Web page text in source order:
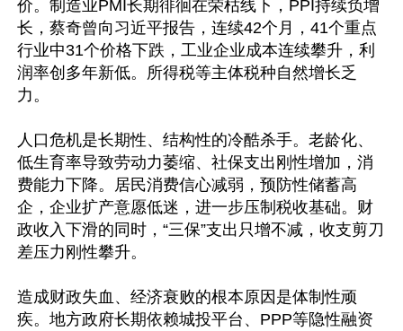
价。制造业PMI长期徘徊在荣枯线下，PPI持续负增
长，蔡奇曾向习近平报告，连续42个月，41个重点
行业中31个价格下跌，工业企业成本连续攀升，利
润率创多年新低。所得税等主体税种自然增长乏
力。
人口危机是长期性、结构性的冷酷杀手。老龄化、
低生育率导致劳动力萎缩、社保支出刚性增加，消
费能力下降。居民消费信心减弱，预防性储蓄高
企，企业扩产意愿低迷，进一步压制税收基础。财
政收入下滑的同时，“三保”支出只增不减，收支剪刀
差压力刚性攀升。
造成财政失血、经济衰败的根本原因是体制性顽
疾。地方政府长期依赖城投平台、PPP等隐性融资